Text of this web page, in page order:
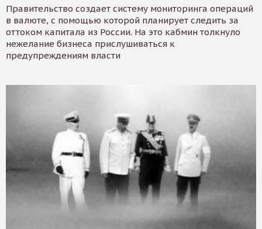
Правительство создает систему мониторинга операций
в валюте, с помощью которой планирует следить за
оттоком капитала из России. На это кабмин толкнуло
нежелание бизнеса прислушиваться к
предупреждениям власти